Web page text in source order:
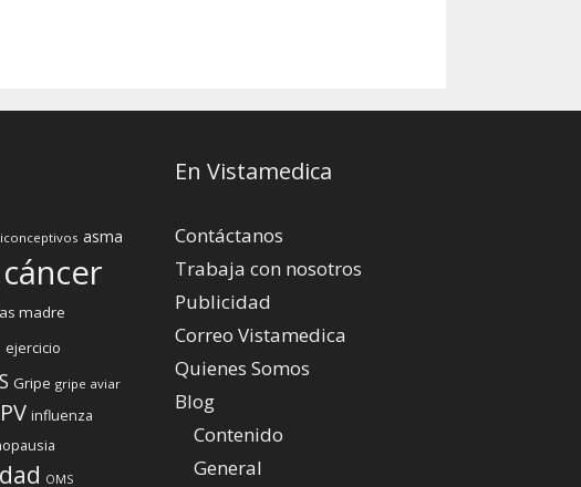
asma
cáncer
madre
ejercicio
Gripe gripe aviar
influenza
OMS
En Vistamedica
Contáctanos
Trabaja con nosotros
Publicidad
Correo Vistamedica
Quienes Somos
Blog
Contenido
General